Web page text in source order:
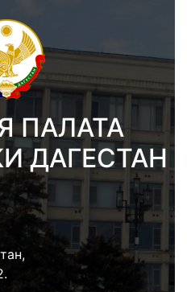
ПАЛАТА
ДАГЕСТАН